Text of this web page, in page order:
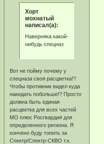
Хорт
мохнатый
написал(а):
Наверняка какой-
нибудь спецназ
Вот не пойму почему у
спецназа своя расцветка!?
Чтобы противник видел куда
накидать побольше!? Просто
должна быть единая
расцветка для всех частей
МО плюс Росгвардия для
определенного региона. Я
кончено буду топить за
Спектр/Спектр-СКВО т.к.